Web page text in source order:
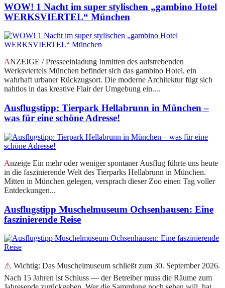
WOW! 1 Nacht im super stylischen „gambino Hotel
WERKSVIERTEL“ München
ANZEIGE / Presseeinladung Inmitten des aufstrebenden
Werksviertels München befindet sich das gambino Hotel, ein
wahrhaft urbaner Rückzugsort. Die moderne Architektur fügt sich
nahtlos in das kreative Flair der Umgebung ein....
Ausflugstipp: Tierpark Hellabrunn in München –
was für eine schöne Adresse!
Anzeige Ein mehr oder weniger spontaner Ausflug führte uns heute
in die faszinierende Welt des Tierparks Hellabrunn in München.
Mitten in München gelegen, versprach dieser Zoo einen Tag voller
Entdeckungen...
Ausflugstipp Muschelmuseum Ochsenhausen: Eine
faszinierende Reise
⚠️ Wichtig: Das Muschelmuseum schließt zum 30. September 2026.
Nach 15 Jahren ist Schluss — der Betreiber muss die Räume zum